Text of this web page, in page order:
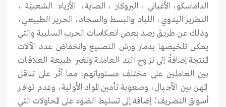
الداماسكو، الأغباني، البروكار، الصاية، الأزياء الشعبيّة،
التطريز اليدوي، اللباد والبسط والسجاد، الحرير الطبيعي،
وذلك عن طريق رصد بعض انعكاسات الحرب السلبية والتي
يمكن تلخيصها بدمار ورش التصنيع وانخفاض عدد الآلات
المنتجة إضافةً إلى نزوح اليّد العاملة وتغير طبيعة العلاقات
بين العاملين على مختلف مستوياتهم. مما أثّر على تناقل
المهن بين الأجيال، وصعوبة تأمين المواد الأولية، وعدم توافر
أسواق التصريف؛ إضافة إلى تسليط الضوء على المحاولات التي